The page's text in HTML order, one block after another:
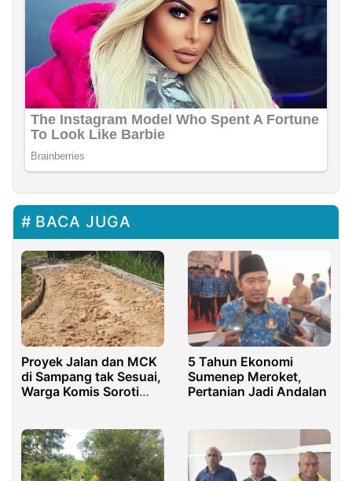
BACA JUGA
Proyek Jalan dan MCK
di Sampang tak Sesuai,
Warga Komis Soroti
5 Tahun Ekonomi
Sumenep Meroket,
Pertanian Jadi Andalan